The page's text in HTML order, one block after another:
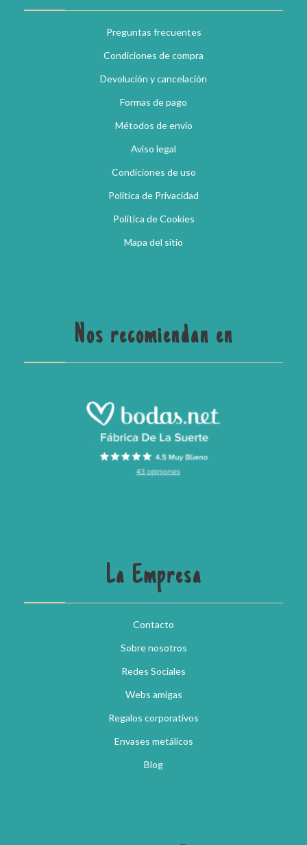
Preguntas frecuentes
Condiciones de compra
Devolución y cancelación
Formas de pago
Métodos de envío
Aviso legal
Condiciones de uso
Política de Privacidad
Política de Cookies
Mapa del sitio
Nos recomiendan en
La Empresa
Contacto
Sobre nosotros
Redes Sociales
Webs amigas
Regalos corporativos
Envases metálicos
Blog